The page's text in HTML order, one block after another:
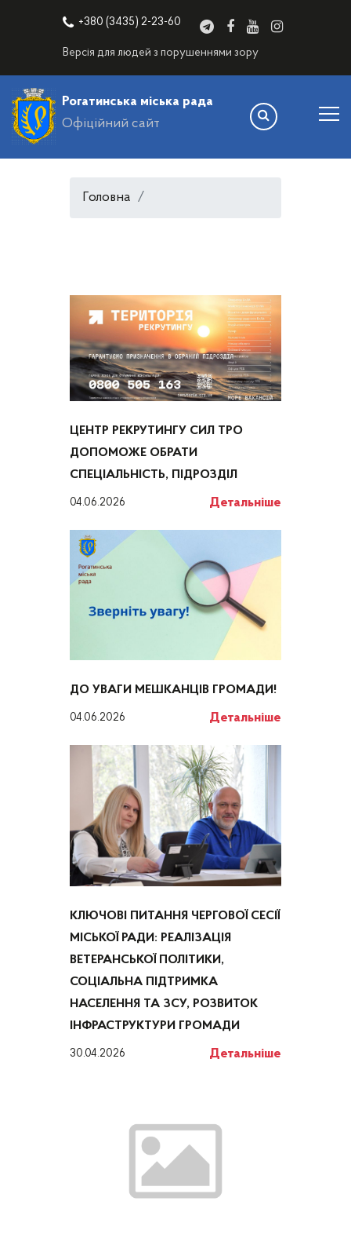
+380 (3435) 2-23-60
Версія для людей з порушеннями зору
Рогатинська міська рада
Офіційний сайт
Головна
ЦЕНТР РЕКРУТИНГУ СИЛ ТРО
ДОПОМОЖЕ ОБРАТИ
СПЕЦІАЛЬНІСТЬ, ПІДРОЗДІЛ
04.06.2026 Детальніше
ДО УВАГИ МЕШКАНЦІВ ГРОМАДИ!
04.06.2026 Детальніше
КЛЮЧОВІ ПИТАННЯ ЧЕРГОВОЇ СЕСІЇ
МІСЬКОЇ РАДИ: РЕАЛІЗАЦІЯ
ВЕТЕРАНСЬКОЇ ПОЛІТИКИ,
СОЦІАЛЬНА ПІДТРИМКА
НАСЕЛЕННЯ ТА ЗСУ, РОЗВИТОК
ІНФРАСТРУКТУРИ ГРОМАДИ
30.04.2026 Детальніше